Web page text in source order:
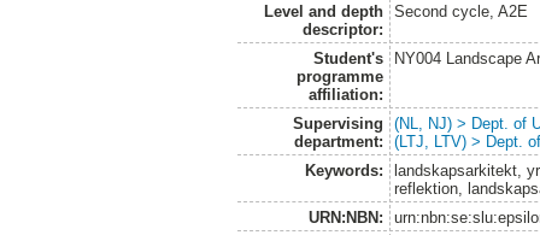
Level and depth
descriptor:
Second cycle, A2E
Student's
programme
affiliation:
NY004 Landscape
Supervising
department:
(NL, NJ) > Dept. of
(LTJ, LTV) > Dept.
Keywords:
landskapsarkitekt,
reflektion,
URN:NBN: